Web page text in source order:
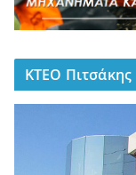
ΚΤΕΟ Πιτσάκης